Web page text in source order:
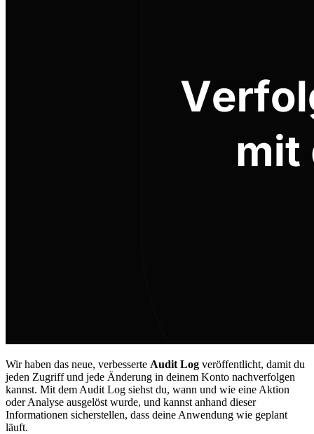
Wir haben das neue, verbesserte Audit Log veröffentlicht, damit du
jeden Zugriff und jede Änderung in deinem Konto nachverfolgen
kannst. Mit dem Audit Log siehst du, wann und wie eine Aktion
oder Analyse ausgelöst wurde, und kannst anhand dieser
Informationen sicherstellen, dass deine Anwendung wie geplant
läuft.